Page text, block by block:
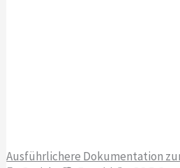
Ausführlichere Dokumentation